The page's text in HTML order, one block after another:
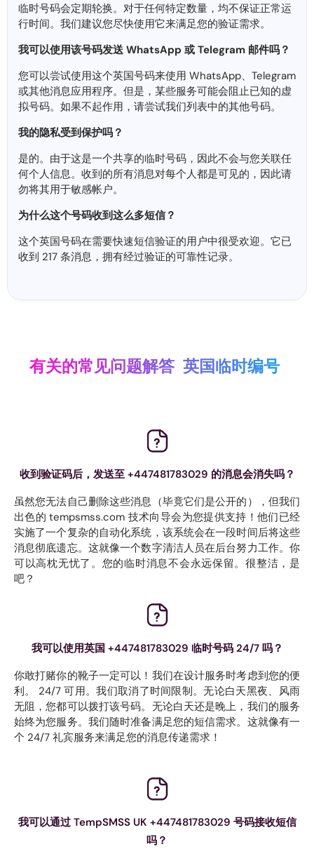
临时号码会定期轮换。对于任何特定数量，均不保证正常运
行时间。我们建议您尽快使用它来满足您的验证需求。
我可以使用该号码发送 WhatsApp 或 Telegram 邮件吗？
您可以尝试使用这个英国号码来使用 WhatsApp、Telegram
或其他消息应用程序。但是，某些服务可能会阻止已知的虚
拟号码。如果不起作用，请尝试我们列表中的其他号码。
我的隐私受到保护吗？
是的。由于这是一个共享的临时号码，因此不会与您关联任
何个人信息。收到的所有消息对每个人都是可见的，因此请
勿将其用于敏感帐户。
为什么这个号码收到这么多短信？
这个英国号码在需要快速短信验证的用户中很受欢迎。它已
收到 217 条消息，拥有经过验证的可靠性记录。
有关的常见问题解答 英国临时编号
收到验证码后，发送至 +447481783029 的消息会消失吗？
虽然您无法自己删除这些消息（毕竟它们是公开的），但我们
出色的 tempsmss.com 技术向导会为您提供支持！他们已经
实施了一个复杂的自动化系统，该系统会在一段时间后将这些
消息彻底遗忘。这就像一个数字清洁人员在后台努力工作。你
可以高枕无忧了。您的临时消息不会永远保留。很整洁，是
吧？
我可以使用英国 +447481783029 临时号码 24/7 吗？
你敢打赌你的靴子一定可以！我们在设计服务时考虑到您的便
利。 24/7 可用。我们取消了时间限制。无论白天黑夜、风雨
无阻，您都可以拨打该号码。无论白天还是晚上，我们的服务
始终为您服务。我们随时准备满足您的短信需求。这就像有一
个 24/7 礼宾服务来满足您的消息传递需求！
我可以通过 TempSMSS UK +447481783029 号码接收短信
吗？